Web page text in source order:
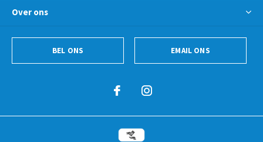
Over ons
BEL ONS EMAIL ONS